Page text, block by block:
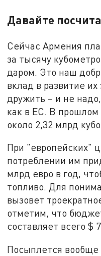
Давайте
Сейчас Армения
за тысячу
даром. Это наш
вклад в развитие
дружить – и не
как в ЕС. В прошлом
около 2,32 млрд
При "европейских"
потреблении им
млрд евро в год,
топливо. Для
вызовет
отметим, что
составляет всего $
Посыплется вообще